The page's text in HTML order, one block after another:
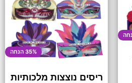
35% הנחה
ריסים נוצצות מלכותיות